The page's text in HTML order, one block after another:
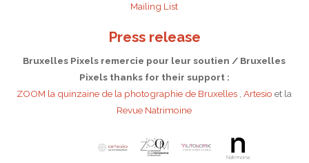
Mailing List
Press release
Bruxelles Pixels remercie pour leur soutien / Bruxelles
Pixels thanks for their support :
ZOOM la quinzaine de la photographie de Bruxelles ,Artesio et la
Revue Natrimoine